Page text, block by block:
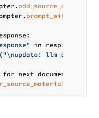
prompt_with_source
in resp:
("\nupdate: llm answer -
next document